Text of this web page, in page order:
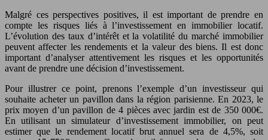
Malgré ces perspectives positives, il est important de prendre en
compte les risques liés à l’investissement en immobilier locatif.
L’évolution des taux d’intérêt et la volatilité du marché immobilier
peuvent affecter les rendements et la valeur des biens. Il est donc
important d’analyser attentivement les risques et les opportunités
avant de prendre une décision d’investissement.
Pour illustrer ce point, prenons l’exemple d’un investisseur qui
souhaite acheter un pavillon dans la région parisienne. En 2023, le
prix moyen d’un pavillon de 4 pièces avec jardin est de 350 000€.
En utilisant un simulateur d’investissement immobilier, on peut
estimer que le rendement locatif brut annuel sera de 4,5%, soit